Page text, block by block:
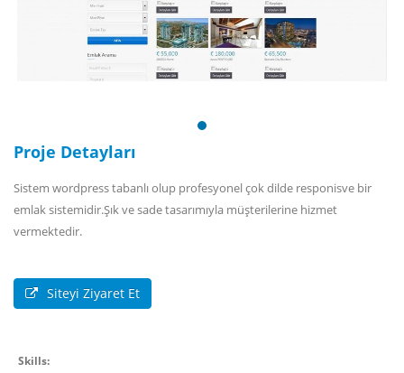
Proje Detayları
Sistem wordpress tabanlı olup profesyonel çok dilde responisve bir
emlak sistemidir.Şık ve sade tasarımıyla müşterilerine hizmet
vermektedir.
Siteyi Ziyaret Et
Skills: